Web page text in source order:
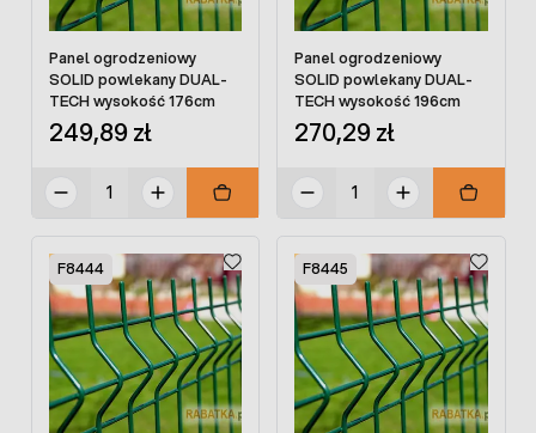
Panel ogrodzeniowy
SOLID powlekany DUAL-
TECH wysokość 176cm
249,89 zł
Panel ogrodzeniowy
SOLID powlekany DUAL-
TECH wysokość 196cm
270,29 zł
F8444 F8445